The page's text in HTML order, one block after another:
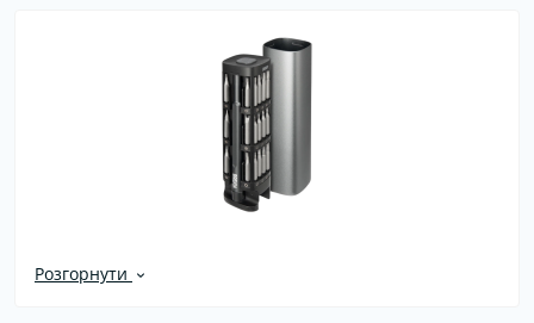
Розгорнути